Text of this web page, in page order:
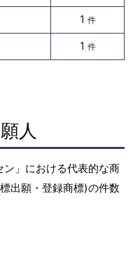
1 件
1 件
人
」における代表的な商
出願・登録商標)の件数